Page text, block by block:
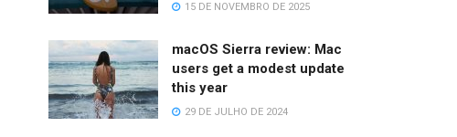
15 DE NOVEMBRO DE 2025
macOS Sierra review: Mac
users get a modest update
this year
29 DE JULHO DE 2024